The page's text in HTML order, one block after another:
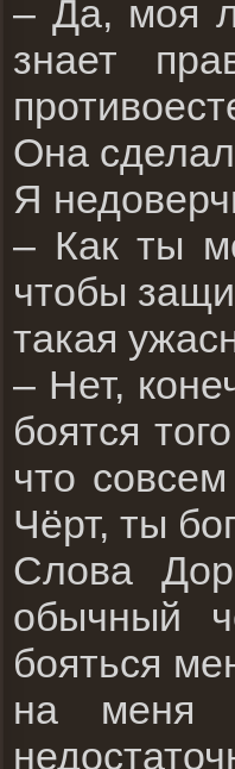
– Да, моя
знает
Она
Я
– Как ты
чтобы
такая
– Нет,
боятся
что
Чёрт, ты
Слова
обычный
бояться
на меня